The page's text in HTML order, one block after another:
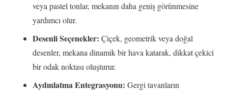
veya pastel tonlar, mekanın daha geniş görünmesine
yardımcı olur.
Desenli Seçenekler: Çiçek, geometrik veya doğal
desenler, mekana dinamik bir hava katarak, dikkat çekici
bir odak noktası oluşturur.
Aydınlatma Entegrasyonu: Gergi tavanların